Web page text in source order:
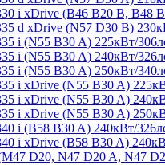
i xDrive (B46 B20 B, B48
d xDrive (N57 D30 B)
i (N55 B30 A) 225кВт/
i (N55 B30 A) 240кВт/
i (N55 B30 A) 250кВт/
i xDrive (N55 B30 A)
i xDrive (N55 B30 A)
i xDrive (N55 B30 A)
i (B58 B30 A) 240кВт/
i xDrive (B58 B30 A)
D20, N47 D20 A, N47